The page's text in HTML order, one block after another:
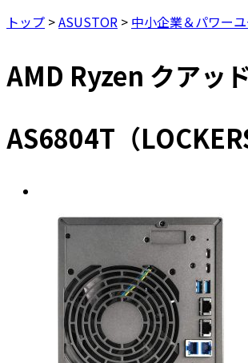
トップ >ASUSTOR > 中小企業＆パワー
AMD Ryzen クアッ
AS6804T（